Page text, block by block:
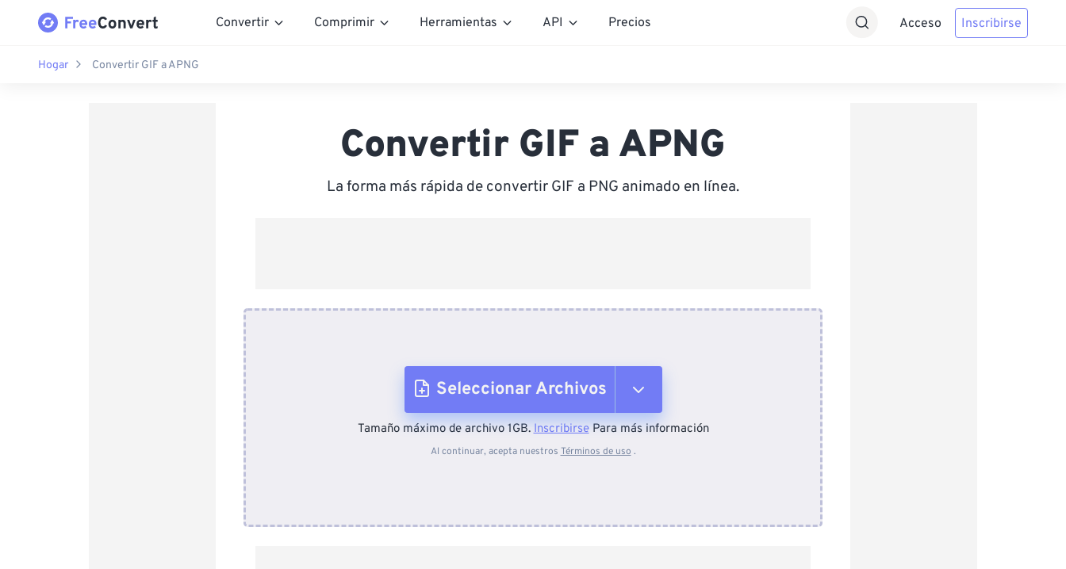
Convertir Comprimir Herramientas API Precios Acceso Inscribirse
Hogar Convertir GIF a APNG
Convertir GIF a APNG
La forma más rápida de convertir GIF a PNG animado en línea.
Seleccionar Archivos
Desde el dispositivo
Tamaño máximo de archivo 1GB.InscribirsePara más información
Al continuar, acepta nuestros Términos de uso .